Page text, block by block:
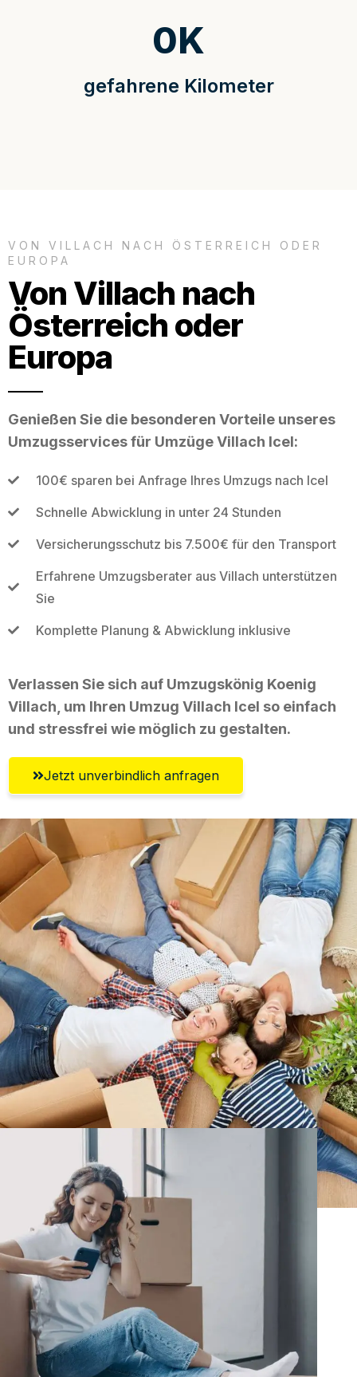
gefahrene Kilometer
0K
VON VILLACH NACH ÖSTERREICH ODER
EUROPA
Von Villach nach
Österreich oder
Europa
Genießen Sie die besonderen Vorteile unseres
Umzugsservices für Umzüge Villach Icel:
100€ sparen bei Anfrage Ihres Umzugs nach Icel
Schnelle Abwicklung in unter 24 Stunden
Versicherungsschutz bis 7.500€ für den Transport
Erfahrene Umzugsberater aus Villach unterstützen
Sie
Komplette Planung & Abwicklung inklusive
Verlassen Sie sich auf Umzugskönig Koenig
Villach, um Ihren Umzug Villach Icel so einfach
und stressfrei wie möglich zu gestalten.
Jetzt unverbindlich anfragen